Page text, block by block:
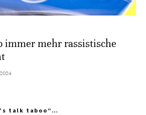
immer mehr rassistische
talk taboo“…